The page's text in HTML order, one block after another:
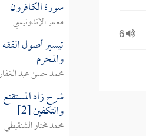
6
سورة الكافرون
معمر الإندونيسي
تيسير أصول
والمحرم
محمد حسن عبد
شرح زاد
والتكفين [2]
محمد مختار الشنقيطي